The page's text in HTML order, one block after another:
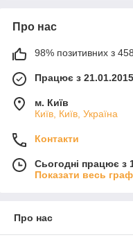
Про нас
98% позитивних з 458
Працює з 21.01.2015
м. Київ
Київ, Київ, Україна
Контакти
Сьогодні працює з
Показати весь
Про нас